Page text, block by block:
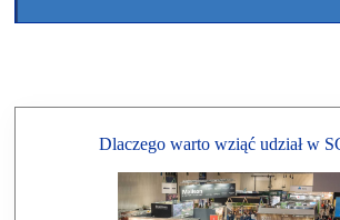
Dlaczego warto wziąć udział w